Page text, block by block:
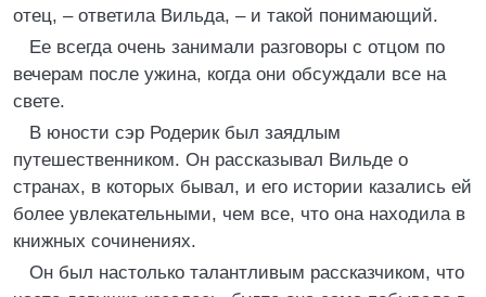
отец, – ответила Вильда, – и такой понимающий.
Ее всегда очень занимали разговоры с отцом по
вечерам после ужина, когда они обсуждали все на
свете.
В юности сэр Родерик был заядлым
путешественником. Он рассказывал Вильде о
странах, в которых бывал, и его истории казались ей
более увлекательными, чем все, что она находила в
книжных сочинениях.
Он был настолько талантливым рассказчиком, что